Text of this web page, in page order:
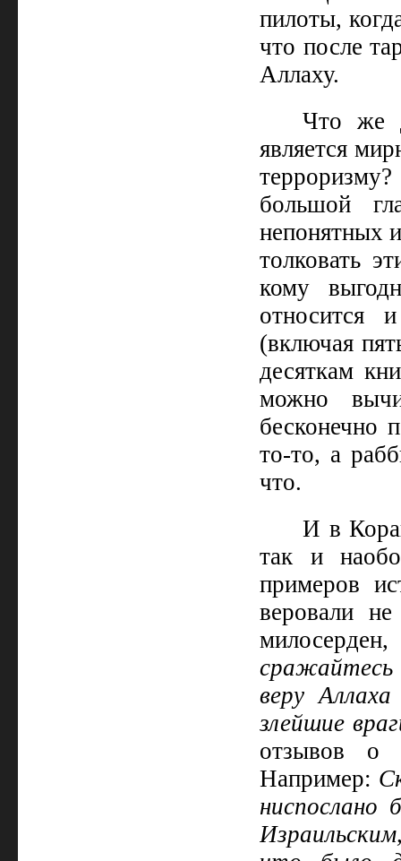
пилоты,
что после
Аллаху.
Что же
является
большой
непонятных
толковать
кому
относится
(включая
десяткам
можно
бесконечно
то‑то, а
что.
И в
так и
примеров
веровали
веру
злейшие
отзывов о
Например:
ниспослано